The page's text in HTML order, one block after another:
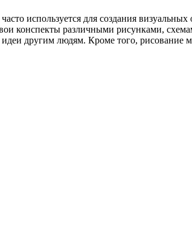
используется для создания визуальных
конспекты различными рисунками,
другим людям. Кроме того, рисование